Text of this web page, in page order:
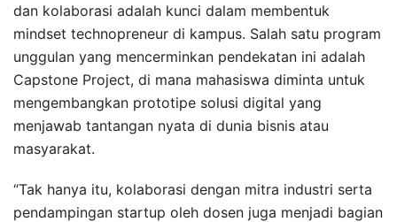
dan kolaborasi adalah kunci dalam membentuk
mindset technopreneur di kampus. Salah satu program
unggulan yang mencerminkan pendekatan ini adalah
Capstone Project, di mana mahasiswa diminta untuk
mengembangkan prototipe solusi digital yang
menjawab tantangan nyata di dunia bisnis atau
masyarakat.
“Tak hanya itu, kolaborasi dengan mitra industri serta
pendampingan startup oleh dosen juga menjadi bagian